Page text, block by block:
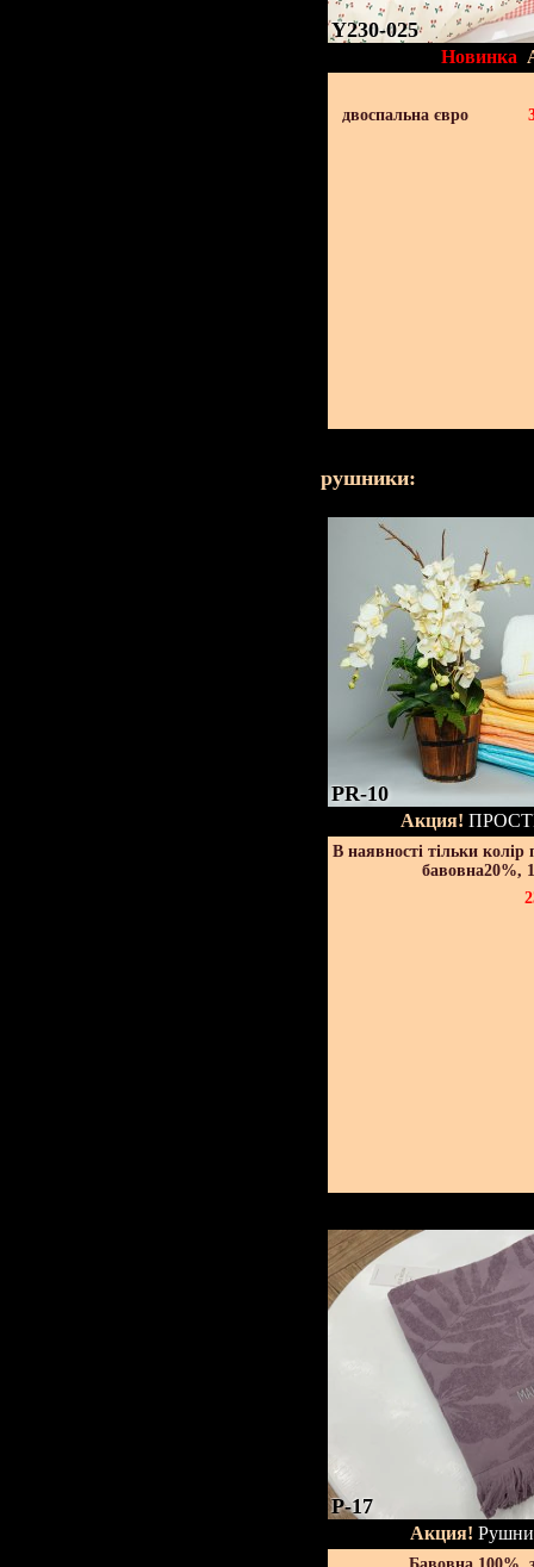
Y230-025
Новинка
двоспальна євро
рушники:
PR-10
Акция!
В наявності тільки
бавовна20%,
P-17
Акция!